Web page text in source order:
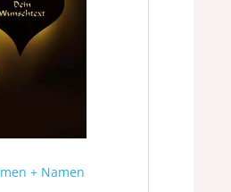
+ Namen